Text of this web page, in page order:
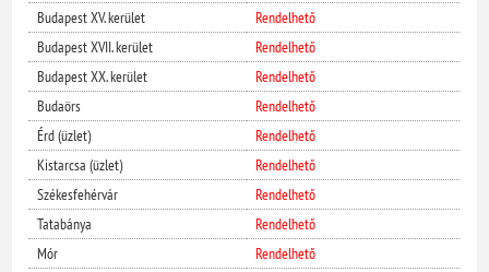
Budapest XV. kerület
Rendelhető
Budapest XVII. kerület
Rendelhető
Budapest XX. kerület
Rendelhető
Budaörs
Rendelhető
Érd (üzlet)
Rendelhető
Kistarcsa (üzlet)
Rendelhető
Székesfehérvár
Rendelhető
Tatabánya
Rendelhető
Mór
Rendelhető